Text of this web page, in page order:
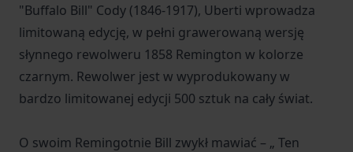
"Buffalo Bill" Cody (1846-1917), Uberti wprowadza
limitowaną edycję, w pełni grawerowaną wersję
słynnego rewolweru 1858 Remington w kolorze
czarnym. Rewolwer jest w wyprodukowany w
bardzo limitowanej edycji 500 sztuk na cały świat.
O swoim Remingotnie Bill zwykł mawiać – „ Ten